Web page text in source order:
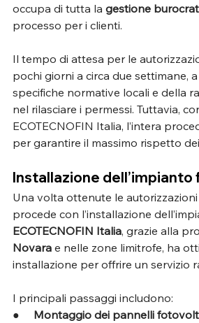
occupa di tutta la gestione
processo per i clienti.
Il tempo di attesa per le
pochi giorni a circa due settimane,
specifiche normative locali e della
nel rilasciare i permessi. Tuttavia,
ECOTECNOFIN Italia, l’intera
per garantire il massimo rispetto
Installazione
Una volta ottenute le autorizzazioni
procede con l’installazione
ECOTECNOFIN Italia, grazie alla
Novara e nelle zone limitrofe, ha
installazione per offrire un servizio
I principali passaggi includono:
● Montaggio dei pannelli